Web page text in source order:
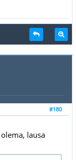
#180
lausa